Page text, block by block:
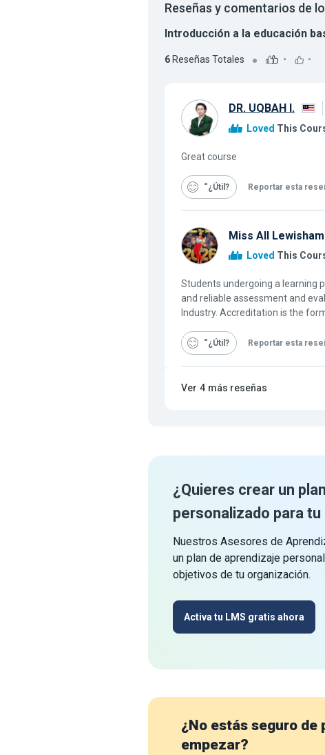
Reseñas y comentarios de
Introducción a la educación
6Reseñas Totales - -
DR. UQBAH I.
Loved This
Great course
“¿Útil Reportar esta
Miss All Lewisham
Loved This
Students undergoing a learning
and reliable assessment and
Industry. Accreditation is the
“¿Útil Reportar esta
Ver 4 más reseñas
¿Quieres crear un
personalizado para tu
Nuestros Asesores de
un plan de aprendizaje
objetivos de tu organización.
Activa tu LMS gratis ahora
¿No estás seguro de
empezar?